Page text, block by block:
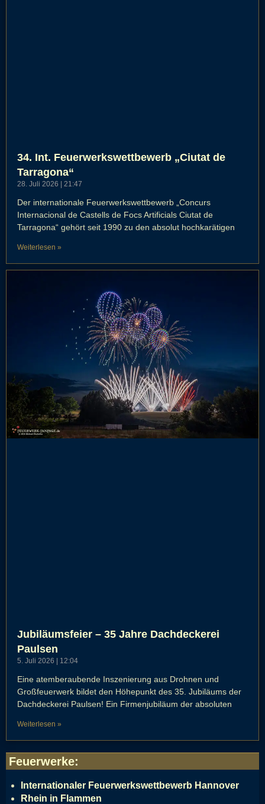
34. Int. Feuerwerkswettbewerb „Ciutat de
Tarragona“
28. Juli 2026 21:47
Der internationale Feuerwerkswettbewerb „Concurs
Internacional de Castells de Focs Artificials Ciutat de
Tarragona“ gehört seit 1990 zu den absolut hochkarätigen
Weiterlesen »
Jubiläumsfeier – 35 Jahre Dachdeckerei
Paulsen
5. Juli 2026 12:04
Eine atemberaubende Inszenierung aus Drohnen und
Großfeuerwerk bildet den Höhepunkt des 35. Jubiläums der
Dachdeckerei Paulsen! Ein Firmenjubiläum der absoluten
Weiterlesen »
Feuerwerke:
Internationaler Feuerwerkswettbewerb Hannover
Rhein in Flammen